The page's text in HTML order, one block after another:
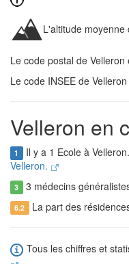
L'altitude moyenne
Le code postal de Velleron
Le code INSEE de
Velleron en
1 Il y a 1 Ecole à Velleron.
Velleron.
3 3 médecins
6.2 La part des
Tous les chiffres et